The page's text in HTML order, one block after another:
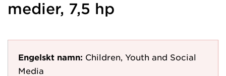
medier, 7,5 hp
Engelskt namn: Children, Youth and Social
Media